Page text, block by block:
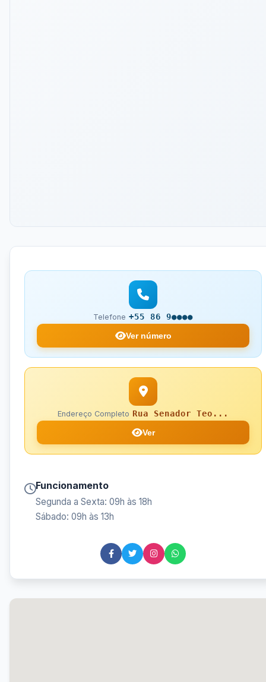
Telefone +55 86 9●●●●
Ver número
Endereço Completo Rua Senador Teo...
Ver
Funcionamento
Segunda a Sexta: 09h às 18h
Sábado: 09h às 13h